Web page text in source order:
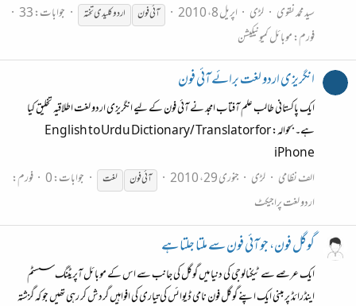
سید محمد نقوی
لڑی اپریل 8، 2010 آئیفون اردو کلیدی تختہ
جوابات: 33
فورم:موبائل کمیونیکیشن
انگریزی اردو لغت برائے آئی فون
ایک پاکستانی طالب علم آفتاب امجد نے آئی فون کے لیے انگریزی اردو لغت اطلاقیہ تخلیق کیا
ہے۔ بحوالہ: English to Urdu Dictionary/ Translator for
iPhone
الف نظامی
لڑی جنوری 29، 2010 آئیفون لغت جوابات: 0
فورم:
اردو لغت پراجیکٹ‌
گوگل فون، جو آئی فون سے ملتا جلتا ہے
ایک عرصے سے ٹیکنالوجی کی دنیا میں گوگل کی جانب سے اس کے موبائل آپریٹنگ سسٹم
اینڈرائڈ پر مبنی ایک اپنے گوگل فون نامی ڈیوائس کی تیاری کی افواہیں گردش کر رہی تھیں جو کہ گزشتہ